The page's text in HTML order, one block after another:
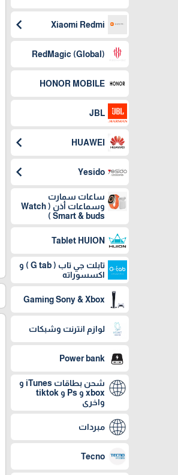
Xiaomi Redmi
chevron_left
(RedMagic (Global
HONOR MOBILE
JBL
HUAWEI
chevron_left
Yesido
chevron_left
ساعات سمارت
وسماعات أذن ( Watch
Smart & buds )
Tablet HUION
تابلت جي تاب ( G tab ) و
اكسسوراته
Gaming Sony & Xbox
لوازم انترنت وشبكات
Power bank
شحن بطاقات iTunes و
xbox و Ps و tiktok
واخرى
مبردات
Tecno